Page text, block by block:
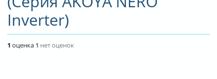
БИБЛИОТЕКА
НОВОСТИ
Inverter)
1 оценка 1 нет оценок